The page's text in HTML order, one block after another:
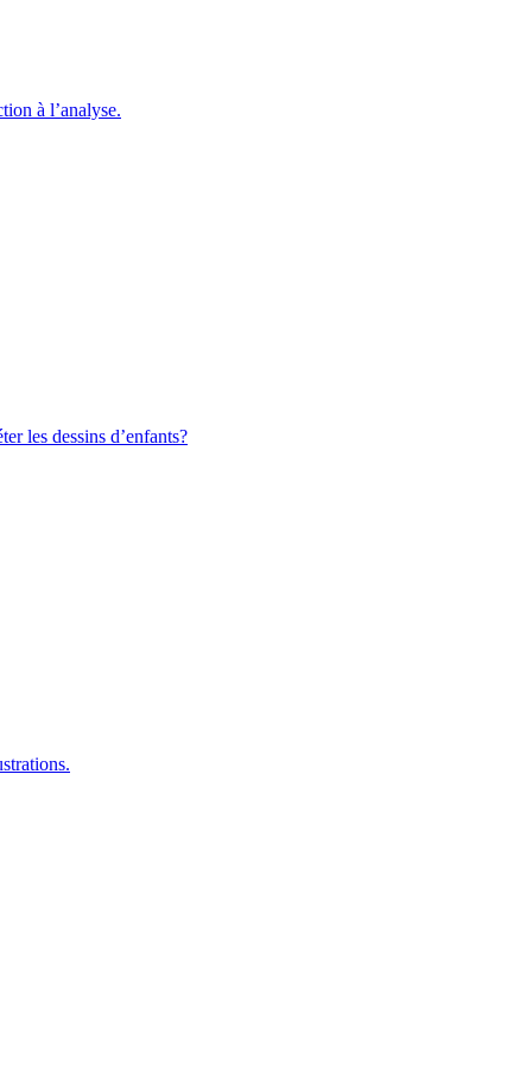
à l’analyse.
les dessins d’enfants?